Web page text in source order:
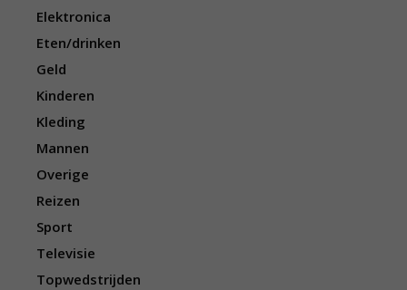
Elektronica
Eten/drinken
Geld
Kinderen
Kleding
Mannen
Overige
Reizen
Sport
Televisie
Topwedstrijden